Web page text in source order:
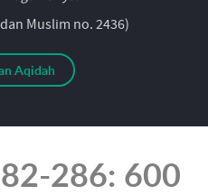
Muslim no. 2436)
Aqidah
286: 600